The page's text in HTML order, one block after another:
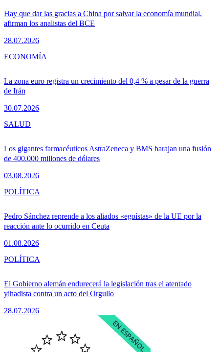
Hay que dar las gracias a China por salvar la economía mundial,
afirman los analistas del BCE
28.07.2026
La zona euro registra un crecimiento del 0,4 % a pesar de la guerra
de Irán
30.07.2026
ECONOMÍA
Los gigantes farmacéuticos AstraZeneca y BMS barajan una fusión
de 400.000 millones de dólares
03.08.2026
SALUD
Pedro Sánchez reprende a los aliados «egoístas» de la UE por la
reacción ante lo ocurrido en Ceuta
01.08.2026
POLÍTICA
El Gobierno alemán endurecerá la legislación tras el atentado
yihadista contra un acto del Orgullo
28.07.2026
POLÍTICA